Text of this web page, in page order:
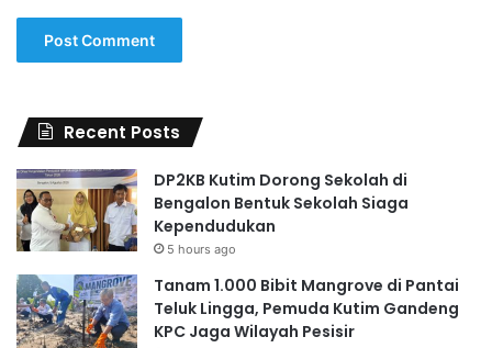
Recent Posts
DP2KB Kutim Dorong Sekolah di
Bengalon Bentuk Sekolah Siaga
Kependudukan
5 hours ago
Tanam 1.000 Bibit Mangrove di Pantai
Teluk Lingga, Pemuda Kutim Gandeng
KPC Jaga Wilayah Pesisir